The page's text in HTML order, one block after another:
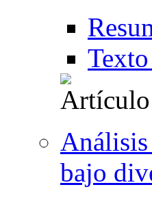
Análisis
bajo